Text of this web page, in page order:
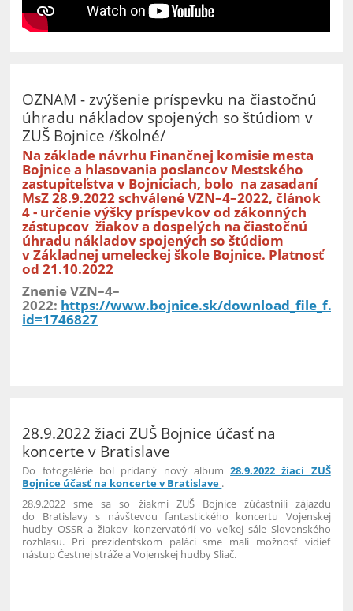
OZNAM - zvýšenie príspevku na čiastočnú
úhradu nákladov spojených so štúdiom v
ZUŠ Bojnice /školné/
Na základe návrhu Finančnej komisie mesta
Bojnice a hlasovania poslancov Mestského
zastupiteľstva v Bojniciach, bolo na zasadaní
MsZ 28.9.2022 schválené VZN–4–2022, článok
4 - určenie výšky príspevkov od zákonných
zástupcov žiakov a dospelých na čiastočnú
úhradu nákladov spojených so štúdiom
v Základnej umeleckej škole Bojnice. Platnosť
od 21.10.2022
Znenie VZN–4–
2022: https://www.bojnice.sk/
id=1746827
28.9.2022 žiaci ZUŠ Bojnice účasť na
koncerte v Bratislave
Do fotogalérie bol pridaný nový album28.9.2022 žiaci ZUŠ
Bojnice účasť na koncerte v Bratislave .
28.9.2022 sme sa so žiakmi ZUŠ Bojnice zúčastnili zájazdu
do Bratislavy s návštevou fantastického koncertu Vojenskej
hudby OSSR a žiakov konzervatórií vo veľkej sále Slovenského
rozhlasu. Pri prezidentskom paláci sme mali možnosť vidieť
nástup Čestnej stráže a Vojenskej hudby Sliač.